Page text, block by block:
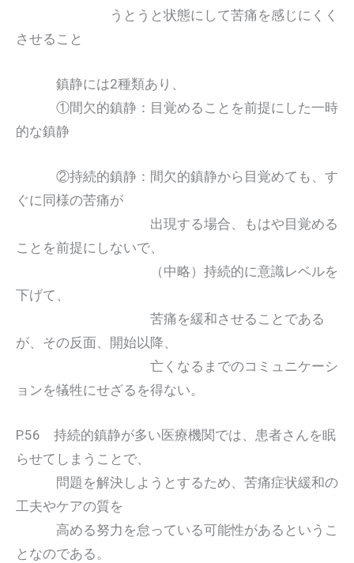
うとうと状態にして苦痛を感じにくく
させること
鎮静には2種類あり、
①間欠的鎮静：目覚めることを前提にした一時
的な鎮静
②持続的鎮静：間欠的鎮静から目覚めても、す
ぐに同様の苦痛が
出現する場合、もはや目覚める
ことを前提にしないで、
（中略）持続的に意識レベルを
下げて、
苦痛を緩和させることである
が、その反面、開始以降、
亡くなるまでのコミュニケーシ
ョンを犠牲にせざるを得ない。
P.56 持続的鎮静が多い医療機関では、患者さんを眠
らせてしまうことで、
問題を解決しようとするため、苦痛症状緩和の
工夫やケアの質を
高める努力を怠っている可能性があるというこ
となのである。